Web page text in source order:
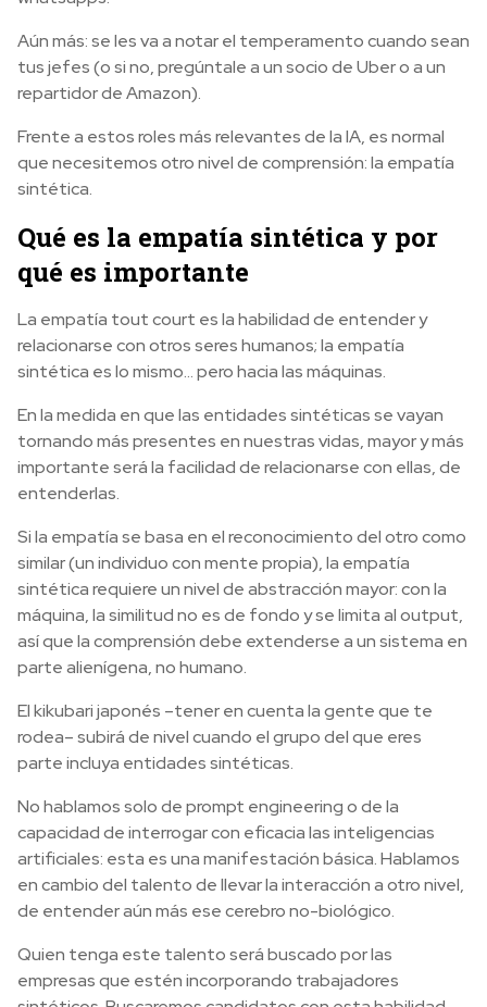
Aún más: se les va a notar el temperamento cuando sean
tus jefes (o si no, pregúntale a un socio de Uber o a un
repartidor de Amazon).
Frente a estos roles más relevantes de la IA, es normal
que necesitemos otro nivel de comprensión: la empatía
sintética.
Qué es la empatía sintética y por
qué es importante
La empatía tout court es la habilidad de entender y
relacionarse con otros seres humanos; la empatía
sintética es lo mismo… pero hacia las máquinas.
En la medida en que las entidades sintéticas se vayan
tornando más presentes en nuestras vidas, mayor y más
importante será la facilidad de relacionarse con ellas, de
entenderlas.
Si la empatía se basa en el reconocimiento del otro como
similar (un individuo con mente propia), la empatía
sintética requiere un nivel de abstracción mayor: con la
máquina, la similitud no es de fondo y se limita al output,
así que la comprensión debe extenderse a un sistema en
parte alienígena, no humano.
El kikubari japonés –tener en cuenta la gente que te
rodea– subirá de nivel cuando el grupo del que eres
parte incluya entidades sintéticas.
No hablamos solo de prompt engineering o de la
capacidad de interrogar con eficacia las inteligencias
artificiales: esta es una manifestación básica. Hablamos
en cambio del talento de llevar la interacción a otro nivel,
de entender aún más ese cerebro no-biológico.
Quien tenga este talento será buscado por las
empresas que estén incorporando trabajadores